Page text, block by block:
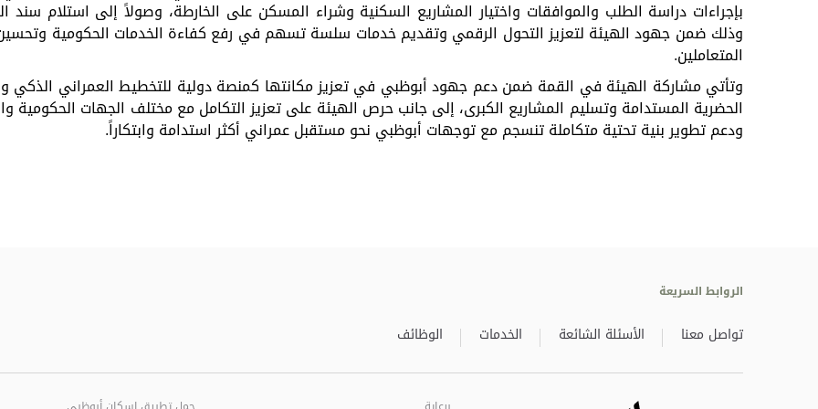
بإجراءات دراسة الطلب والموافقات واختيار المشاريع السكنية وشراء المسكن على الخارطة، وصولاً إلى استلام سند
وذلك ضمن جهود الهيئة لتعزيز التحول الرقمي وتقديم خدمات سلسةتسهم في رفع كفاءة الخدمات الحكومية
المتعاملين.
وتأتي مشاركة الهيئة في القمة ضمن دعم جهود أبوظبي فيتعزيزمكانتها كمنصة دولية للتخطيط العمراني الذكي
الحضرية المستدامة وتسليم المشاريع الكبرى، إلىجانب حرص الهيئة علىتعزيز التكامل مع مختلف الجهات الحكومية
ودعمتطويربنيةتحتيةمتكاملةتنسجممعتوجهات أبوظبي نحومستقبلعمراني أكثر استدامة وابتكاراً.
الروابط السريعة
تواصل معنا الأسئلة الشائعة الخدمات الوظائف